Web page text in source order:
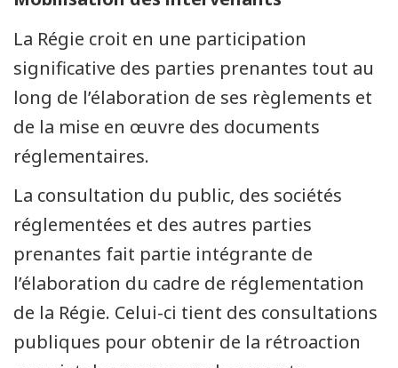
La Régie croit en une participation
significative des parties prenantes tout au
long de l’élaboration de ses règlements et
de la mise en œuvre des documents
réglementaires.
La consultation du public, des sociétés
réglementées et des autres parties
prenantes fait partie intégrante de
l’élaboration du cadre de réglementation
de la Régie. Celui-ci tient des consultations
publiques pour obtenir de la rétroaction